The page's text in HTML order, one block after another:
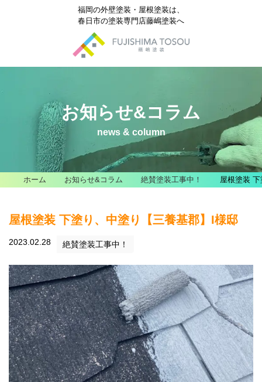
福岡の外壁塗装・屋根塗装は、
春日市の塗装専門店藤嶋塗装へ
お知らせ&コラム
news & column
ホーム お知らせ&コラム 絶賛塗装工事中！ 屋根塗装
屋根塗装 下塗り、中塗り【三養基郡】I様邸
2023.02.28 絶賛塗装工事中！